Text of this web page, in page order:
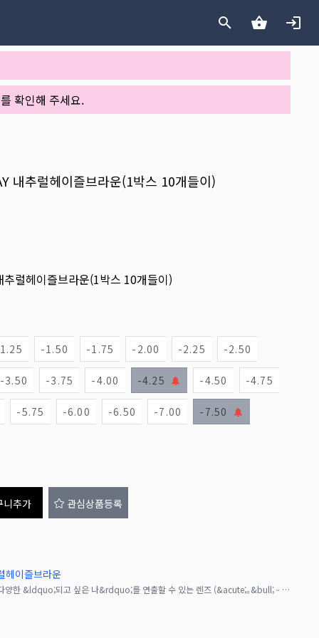
확인해 주세요.
내추럴헤이즐브라운(1박스 10개들이)
럴헤이즐브라운(1박스 10개들이)
-1.50 -1.75 -2.00 -2.25 -2.50
-3.50 -3.75 -4.00 -4.25 -4.50 -4.75
-5.75 -6.00 -6.50 -7.00 -7.50
니추가 관심상품등록
헤이즐브라운
【Colors】 그날 기분에 따라 골라 쓰면서 다양한 &ldquo;되고 싶은 나&rdquo;를 연출할 수 있는 렌즈 (&acute;｡&bull; ᵕ &bull;｡`) ♡NATURA